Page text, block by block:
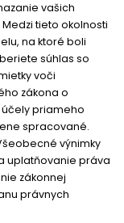
vašich
tieto okolnosti
na ktoré boli
súhlas so
voči
zákona o
priameho
spracované.
výnimky
uplatňovanie práva
zákonnej
právnych